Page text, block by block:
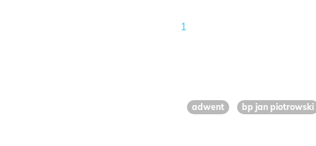
1
adwent bp jan piotrowski